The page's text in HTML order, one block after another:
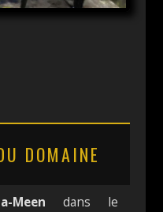
DOMAINE
Meen dans le